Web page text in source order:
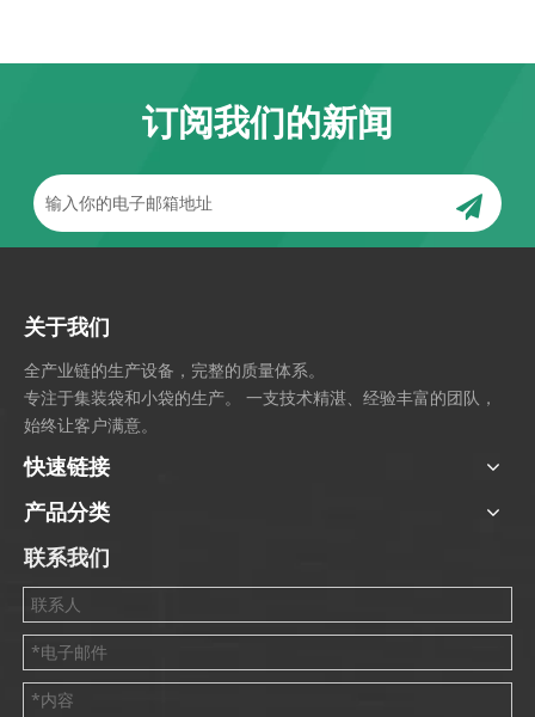
订阅我们的新闻
关于我们
全产业链的生产设备，完整的质量体系。
专注于集装袋和小袋的生产。 一支技术精湛、经验丰富的团队，
始终让客户满意。
快速链接
产品分类
联系我们